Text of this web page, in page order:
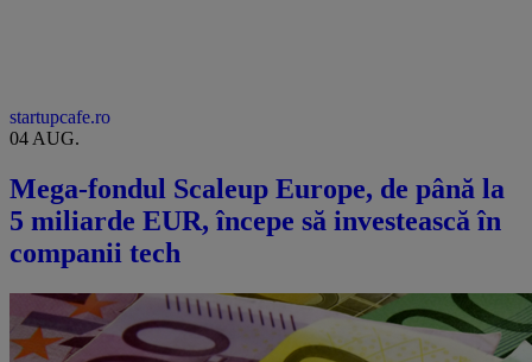
startupcafe.ro
04 AUG.
Mega-fondul Scaleup Europe, de până la
5 miliarde EUR, începe să investească în
companii tech